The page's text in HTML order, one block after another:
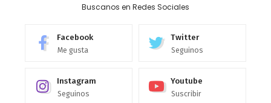
Buscanos en Redes Sociales
Facebook
Me gusta
Twitter
Seguinos
Instagram
Seguinos
Youtube
Suscribir